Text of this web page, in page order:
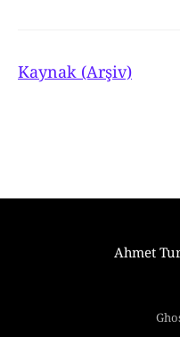
Kaynak (Arşiv)
Ahmet